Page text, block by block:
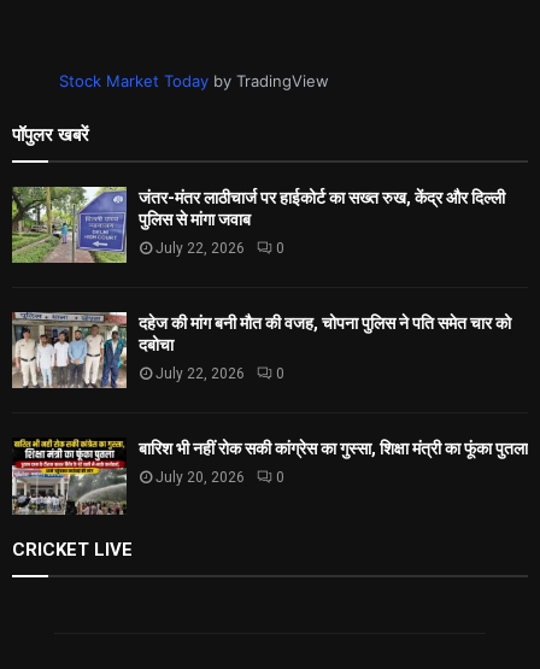
Stock Market Today by TradingView
पॉपुलर खबरें
जंतर-मंतर लाठीचार्ज पर हाईकोर्ट का सख्त रुख, केंद्र और दिल्ली
पुलिस से मांगा जवाब
July 22, 2026 0
दहेज की मांग बनी मौत की वजह, चोपना पुलिस ने पति समेत चार को
दबोचा
July 22, 2026 0
बारिश भी नहीं रोक सकी कांग्रेस का गुस्सा, शिक्षा मंत्री का फूंका पुतला
July 20, 2026 0
CRICKET LIVE